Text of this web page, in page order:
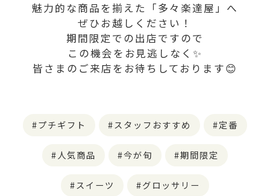
魅力的な商品を揃えた「多々楽達屋」へ
ぜひお越しください！
期間限定での出店ですので
この機会をお見逃しなく✨
皆さまのご来店をお待ちしております😊
プチギフト スタッフおすすめ 定番
人気商品 今が旬 期間限定
スイーツ グロッサリー